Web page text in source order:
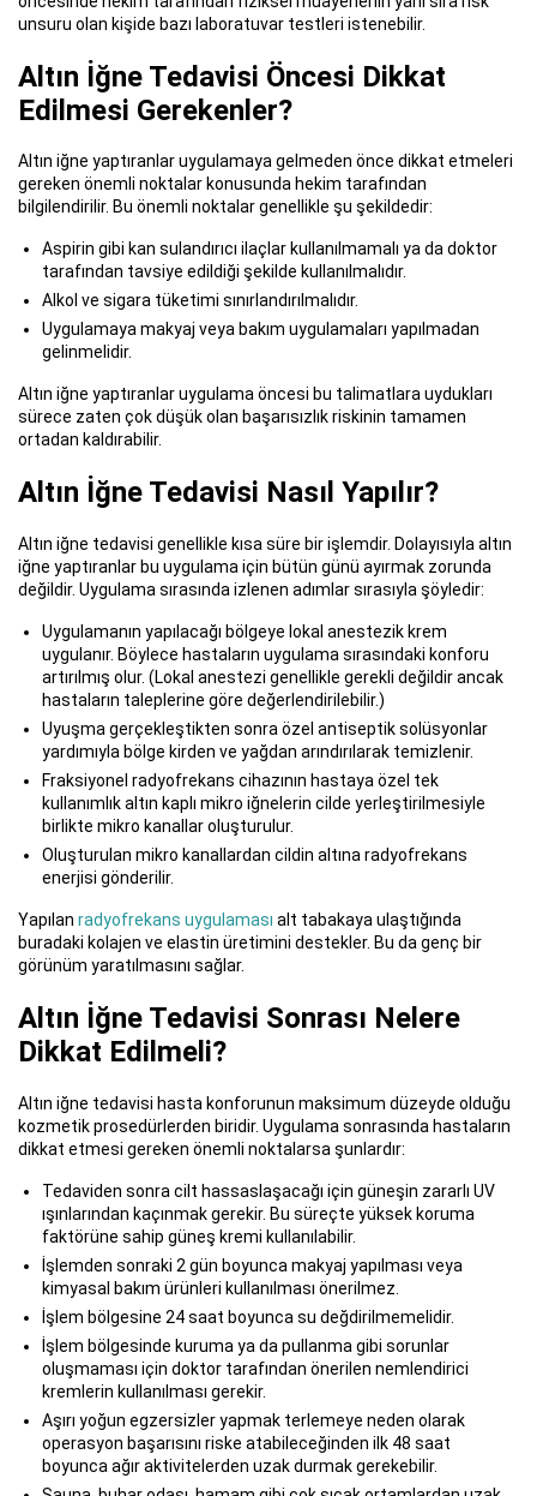
unsuru olan kişide bazı laboratuvar testleri istenebilir.
Altın İğne Tedavisi Öncesi Dikkat
Edilmesi Gerekenler?
Altın iğne yaptıranlar uygulamaya gelmeden önce dikkat etmeleri
gereken önemli noktalar konusunda hekim tarafından
bilgilendirilir. Bu önemli noktalar genellikle şu şekildedir:
Aspirin gibi kan sulandırıcı ilaçlar kullanılmamalı ya da doktor
tarafından tavsiye edildiği şekilde kullanılmalıdır.
Alkol ve sigara tüketimi sınırlandırılmalıdır.
Uygulamaya makyaj veya bakım uygulamaları yapılmadan
gelinmelidir.
Altın iğne yaptıranlar uygulama öncesi bu talimatlara uydukları
sürece zaten çok düşük olan başarısızlık riskinin tamamen
ortadan kaldırabilir.
Altın İğne Tedavisi Nasıl Yapılır?
Altın iğne tedavisi genellikle kısa süre bir işlemdir. Dolayısıyla altın
iğne yaptıranlar bu uygulama için bütün günü ayırmak zorunda
değildir. Uygulama sırasında izlenen adımlar sırasıyla şöyledir:
Uygulamanın yapılacağı bölgeye lokal anestezik krem
uygulanır. Böylece hastaların uygulama sırasındaki konforu
artırılmış olur. (Lokal anestezi genellikle gerekli değildir ancak
hastaların taleplerine göre değerlendirilebilir.)
Uyuşma gerçekleştikten sonra özel antiseptik solüsyonlar
yardımıyla bölge kirden ve yağdan arındırılarak temizlenir.
Fraksiyonel radyofrekans cihazının hastaya özel tek
kullanımlık altın kaplı mikro iğnelerin cilde yerleştirilmesiyle
birlikte mikro kanallar oluşturulur.
Oluşturulan mikro kanallardan cildin altına radyofrekans
enerjisi gönderilir.
Yapılan radyofrekans uygulaması alt tabakaya ulaştığında
buradaki kolajen ve elastin üretimini destekler. Bu da genç bir
görünüm yaratılmasını sağlar.
Altın İğne Tedavisi Sonrası Nelere
Dikkat Edilmeli?
Altın iğne tedavisi hasta konforunun maksimum düzeyde olduğu
kozmetik prosedürlerden biridir. Uygulama sonrasında hastaların
dikkat etmesi gereken önemli noktalarsa şunlardır:
Tedaviden sonra cilt hassaslaşacağı için güneşin zararlı UV
ışınlarından kaçınmak gerekir. Bu süreçte yüksek koruma
faktörüne sahip güneş kremi kullanılabilir.
İşlemden sonraki 2 gün boyunca makyaj yapılması veya
kimyasal bakım ürünleri kullanılması önerilmez.
İşlem bölgesine 24 saat boyunca su değdirilmemelidir.
İşlem bölgesinde kuruma ya da pullanma gibi sorunlar
oluşmaması için doktor tarafından önerilen nemlendirici
kremlerin kullanılması gerekir.
Aşırı yoğun egzersizler yapmak terlemeye neden olarak
operasyon başarısını riske atabileceğinden ilk 48 saat
boyunca ağır aktivitelerden uzak durmak gerekebilir.